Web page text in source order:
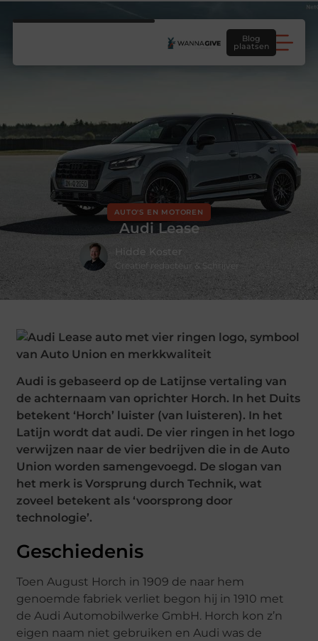
Blog
plaatsen
AUTO'S EN MOTOREN
Audi Lease
Hidde Koster
Creatief redacteur & Schrijver
Audi is gebaseerd op de Latijnse vertaling van
de achternaam van oprichter Horch. In het Duits
betekent ‘Horch’ luister (van luisteren). In het
Latijn wordt dat audi. De vier ringen in het logo
verwijzen naar de vier bedrijven die in de Auto
Union worden samengevoegd. De slogan van
het merk is Vorsprung durch Technik, wat
zoveel betekent als ‘voorsprong door
technologie’.
Geschiedenis
Toen August Horch in 1909 de naar hem
genoemde fabriek verliet begon hij in 1910 met
de Audi Automobilwerke GmbH. Horch kon z’n
eigen naam niet gebruiken en Audi was de